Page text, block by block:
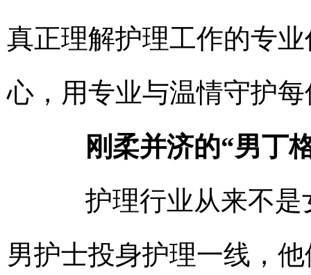
真正理解护理工作的专
心，用专业与温情守护
刚柔并济的“男丁
护理行业从来不是
男护士投身护理一线，